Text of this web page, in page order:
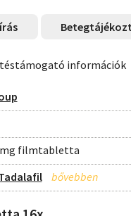
információk
filmtabletta